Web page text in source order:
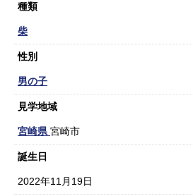
種類
柴
性別
男の子
見学地域
宮崎県宮崎市
誕生日
2022年11月19日